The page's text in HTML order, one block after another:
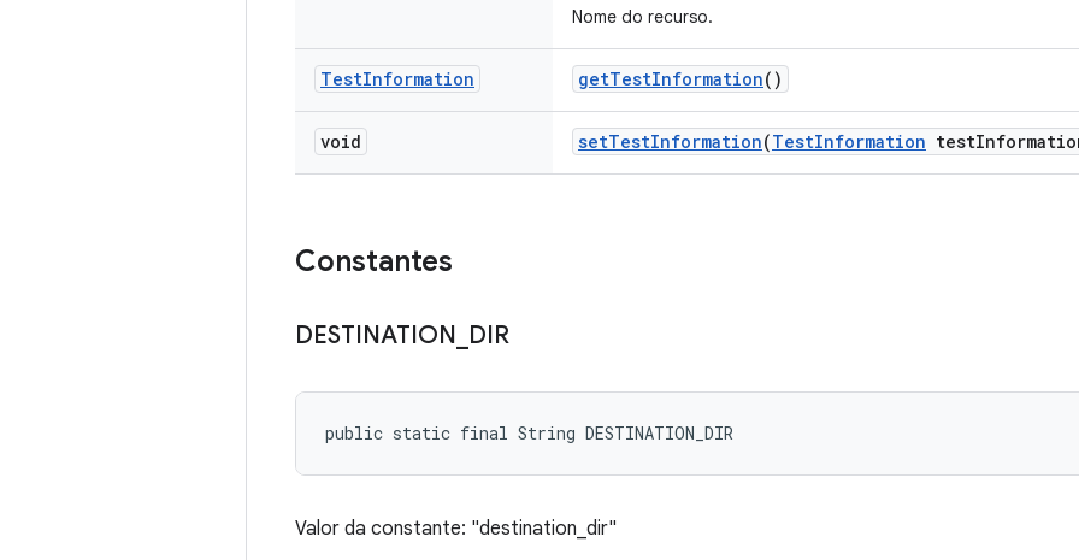
Nome do recurso.
TestInformation getTestInformation()
void setTestInformation(TestInformation test
Constantes
DESTINATION DIR
public static final String DESTINATION_DIR
Valor da constante: "destination_dir"